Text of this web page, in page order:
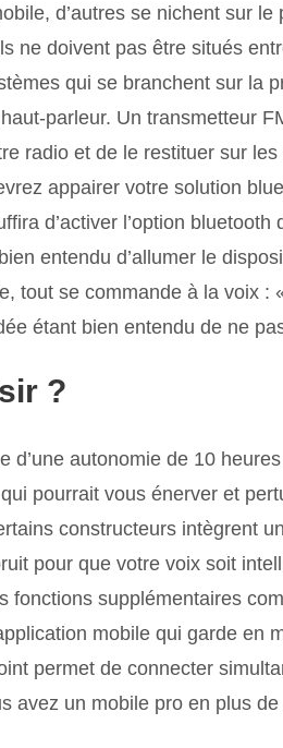
d’autres se nichent sur
ne doivent pas être situés
qui se branchent sur la
parleur. Un transmetteur
radio et de le restituer sur
appairer votre solution
d’activer l’option
entendu d’allumer le
tout se commande à la voix :
étant bien entendu de ne
?
d’une autonomie de 10
pourrait vous énerver et
constructeurs intègrent
pour que votre voix soit
fonctions supplémentaires
mobile qui garde en
permet de connecter
avez un mobile pro en plus